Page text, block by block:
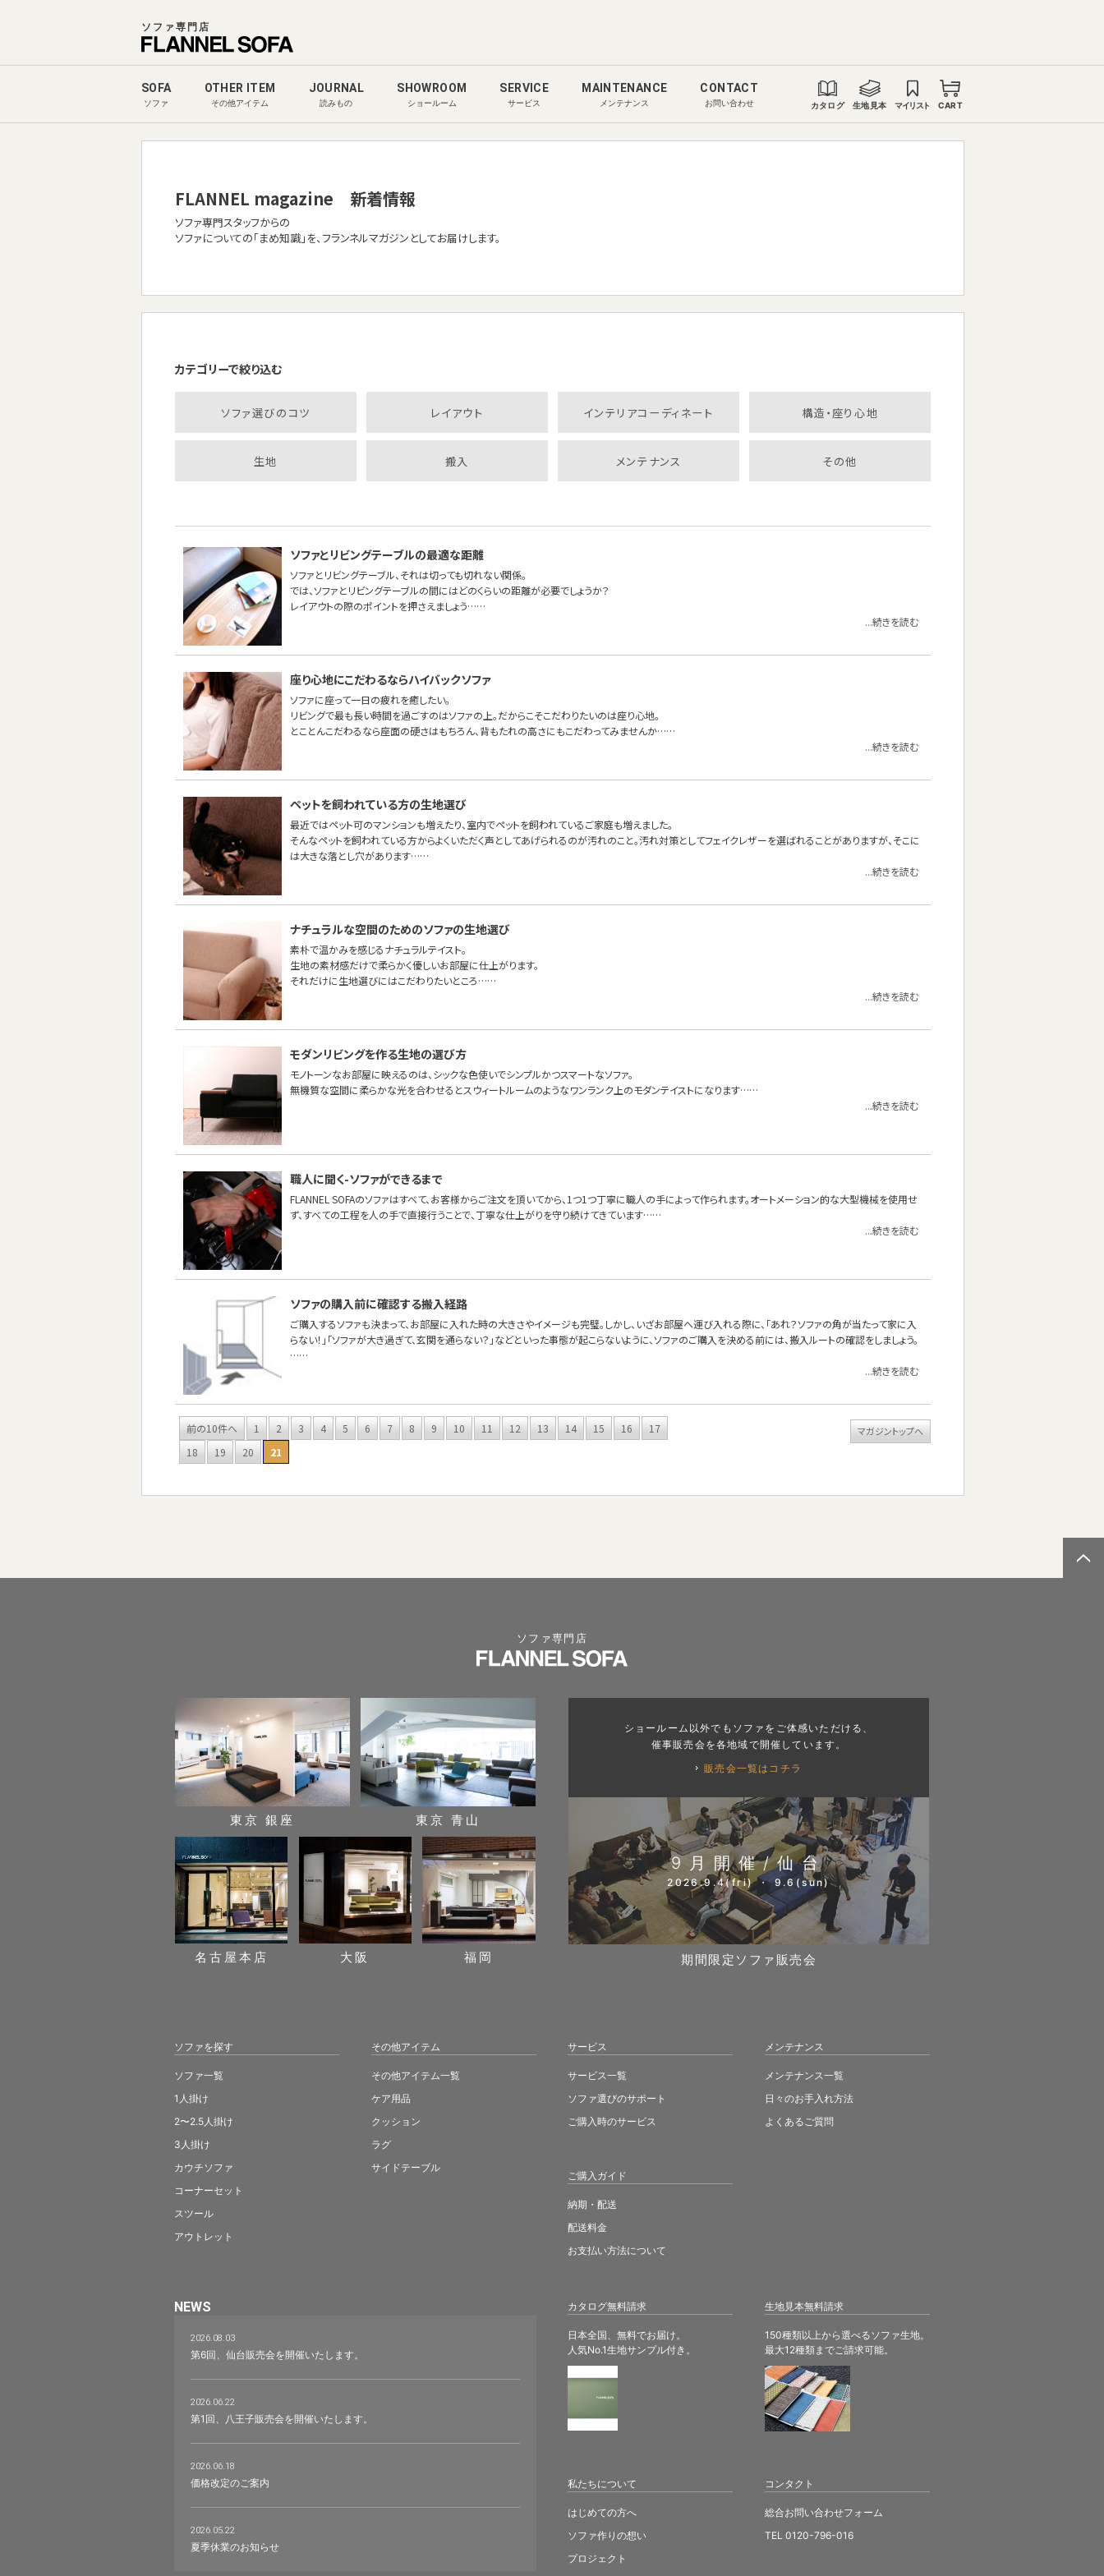
ソファ専門店
SOFA
ソファ
OTHER ITEM
その他アイテム
JOURNAL
読みもの
SHOWROOM
ショールーム
SERVICE
サービス
MAINTENANCE
メンテナンス
CONTACT
お問い合わせ カタログ 生地見本 マイリスト CART
FLANNEL magazine 新着情報
ソファ専門スタッフからの
ソファについての「まめ知識」を、フランネルマガジンとしてお届けします。
カテゴリーで絞り込む
ソファ選びのコツ レイアウト インテリアコーディネート 構造・座り心地
生地 搬入 メンテナンス その他
ソファとリビングテーブルの最適な距離
ソファとリビングテーブル、それは切っても切れない関係。
では、ソファとリビングテーブルの間にはどのくらいの距離が必要でしょうか？
レイアウトの際のポイントを押さえましょう……
...続きを読む
座り心地にこだわるならハイバックソファ
ソファに座って一日の疲れを癒したい。
リビングで最も長い時間を過ごすのはソファの上。だからこそこだわりたいのは座り心地。
とことんこだわるなら座面の硬さはもちろん、背もたれの高さにもこだわってみませんか……
...続きを読む
ペットを飼われている方の生地選び
最近ではペット可のマンションも増えたり、室内でペットを飼われているご家庭も増えました。
そんなペットを飼われている方からよくいただく声としてあげられるのが汚れのこと。汚れ対策としてフェイクレザーを選ばれることがありますが、そこに
は大きな落とし穴があります……
...続きを読む
ナチュラルな空間のためのソファの生地選び
素朴で温かみを感じるナチュラルテイスト。
生地の素材感だけで柔らかく優しいお部屋に仕上がります。
それだけに生地選びにはこだわりたいところ……
...続きを読む
モダンリビングを作る生地の選び方
モノトーンなお部屋に映えるのは、シックな色使いでシンプルかつスマートなソファ。
無機質な空間に柔らかな光を合わせるとスウィートルームのようなワンランク上のモダンテイストになります……
...続きを読む
職人に聞く-ソファができるまで
FLANNEL SOFAのソファはすべて、お客様からご注文を頂いてから、1つ1つ丁寧に職人の手によって作られます。オートメーション的な大型機械を使用せ
ず、すべての工程を人の手で直接行うことで、丁寧な仕上がりを守り続けてきています……
...続きを読む
ソファの購入前に確認する搬入経路
ご購入するソファも決まって、お部屋に入れた時の大きさやイメージも完璧。しかし、いざお部屋へ運び入れる際に、「あれ？ソファの角が当たって家に入
らない！」「ソファが大き過ぎて、玄関を通らない？」などといった事態が起こらないように、ソファのご購入を決める前には、搬入ルートの確認をしましょう。
……
...続きを読む
前の10件へ 1 2 3 4 5 6 7 8 9 10 11 12 13 14 15 16
17
18
19 20 21
マガジントップへ
ソファ専門店
カタログ無料請求
日本全国、無料でお届け。
人気No.1生地サンプル付き。
生地見本無料請求
150種類以上から選べるソファ生地。
最大12種類までご請求可能。
東京 銀座 東京 青山
名古屋本店 大阪 福岡
ショールーム以外でもソファをご体感いただける、
催事販売会を各地域で開催しています。
販売会一覧はコチラ
9月開催/仙台
2026.9.4(fri) ・ 9.6(sun)
期間限定ソファ販売会
ソファを探す
ソファ一覧
1人掛け
2〜2.5人掛け
3人掛け
カウチソファ
コーナーセット
スツール
アウトレット
その他アイテム
その他アイテム一覧
ケア用品
クッション
ラグ
サイドテーブル
サービス
サービス一覧
ソファ選びのサポート
ご購入時のサービス
ご購入ガイド
納期・配送
配送料金
お支払い方法について
メンテナンス
メンテナンス一覧
日々のお手入れ方法
よくあるご質問
NEWS
2026.08.03
第6回、仙台販売会を開催いたします。
2026.06.22
第1回、八王子販売会を開催いたします。
2026.06.18
価格改定のご案内
2026.05.22
夏季休業のお知らせ
私たちについて
はじめての方へ
ソファ作りの想い
プロジェクト
コンタクト
総合お問い合わせフォーム
TEL 0120-796-016